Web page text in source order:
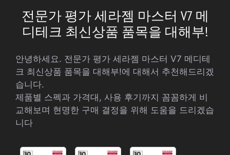
전문가 평가 세라젬 마스터 V7 메
디테크 최신상품 품목을 대해부!
안녕하세요. 전문가 평가 세라젬 마스터 V7 메디테
크 최신상품 품목을 대해부!에 대해서 추천해드리겠
습니다.
제품별 스펙과 가격대, 사용 후기까지 꼼꼼하게 비
교해보며 현명한 구매 결정을 위해 도움을 드리겠습
니다